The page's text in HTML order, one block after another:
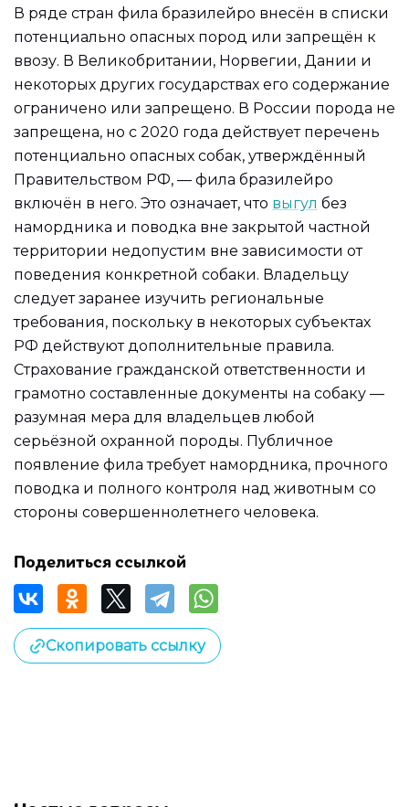
В ряде стран фила бразилейро внесён в списки
потенциально опасных пород или запрещён к
ввозу. В Великобритании, Норвегии, Дании и
некоторых других государствах его содержание
ограничено или запрещено. В России порода не
запрещена, но с 2020 года действует перечень
потенциально опасных собак, утверждённый
Правительством РФ, — фила бразилейро
включён в него. Это означает, что выгул без
намордника и поводка вне закрытой частной
территории недопустим вне зависимости от
поведения конкретной собаки. Владельцу
следует заранее изучить региональные
требования, поскольку в некоторых субъектах
РФ действуют дополнительные правила.
Страхование гражданской ответственности и
грамотно составленные документы на собаку —
разумная мера для владельцев любой
серьёзной охранной породы. Публичное
появление фила требует намордника, прочного
поводка и полного контроля над животным со
стороны совершеннолетнего человека.
Поделиться ссылкой
Скопировать ссылку